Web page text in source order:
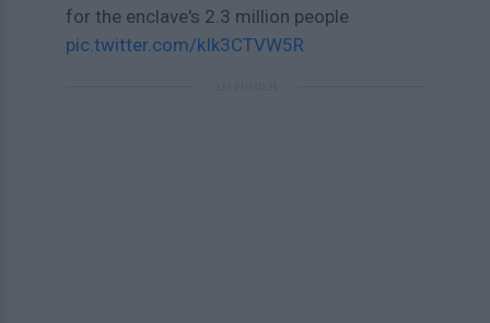
for the enclave's 2.3 million people
pic.twitter.com/kIk3CTVW5R